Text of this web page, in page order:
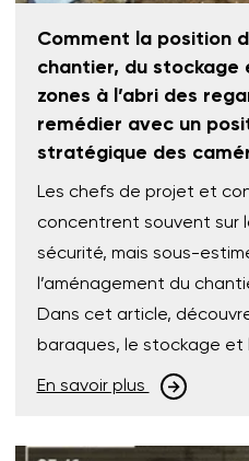
Comment la position
chantier, du stockage
zones à l’abri des
remédier avec un
stratégique des
Les chefs de projet et
concentrent souvent sur
sécurité, mais sous-
l’aménagement du
Dans cet article,
baraques, le stockage et
En savoir plus